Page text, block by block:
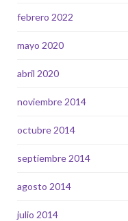
febrero 2022
mayo 2020
abril 2020
noviembre 2014
octubre 2014
septiembre 2014
agosto 2014
julio 2014